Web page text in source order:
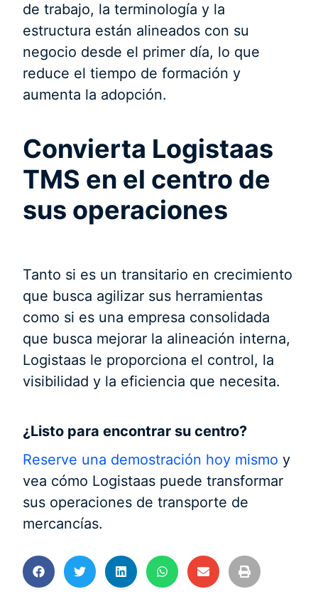
de trabajo, la terminología y la
estructura están alineados con su
negocio desde el primer día, lo que
reduce el tiempo de formación y
aumenta la adopción.
Convierta Logistaas
TMS en el centro de
sus operaciones
Tanto si es un transitario en crecimiento
que busca agilizar sus herramientas
como si es una empresa consolidada
que busca mejorar la alineación interna,
Logistaas le proporciona el control, la
visibilidad y la eficiencia que necesita.
¿Listo para encontrar su centro?
Reserve una demostración hoy mismo y
vea cómo Logistaas puede transformar
sus operaciones de transporte de
mercancías.